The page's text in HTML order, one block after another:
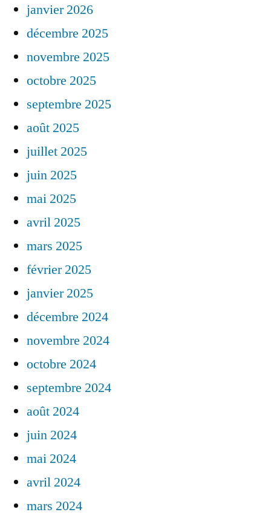
janvier 2026
décembre 2025
novembre 2025
octobre 2025
septembre 2025
août 2025
juillet 2025
juin 2025
mai 2025
avril 2025
mars 2025
février 2025
janvier 2025
décembre 2024
novembre 2024
octobre 2024
septembre 2024
août 2024
juin 2024
mai 2024
avril 2024
mars 2024